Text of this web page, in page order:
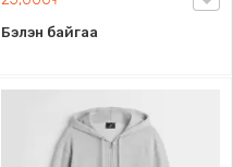
Бэлэн байгаа